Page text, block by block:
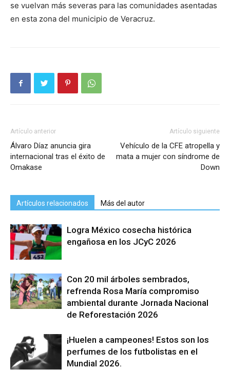
se vuelvan más severas para las comunidades asentadas
en esta zona del municipio de Veracruz.
Artículo anterior
Álvaro Díaz anuncia gira
internacional tras el éxito de
Omakase
Artículo siguiente
Vehículo de la CFE atropella y
mata a mujer con síndrome de
Down
Artículos relacionados Más del autor
Logra México cosecha histórica
engañosa en los JCyC 2026
Con 20 mil árboles sembrados,
refrenda Rosa María compromiso
ambiental durante Jornada Nacional
de Reforestación 2026
¡Huelen a campeones! Estos son los
perfumes de los futbolistas en el
Mundial 2026.